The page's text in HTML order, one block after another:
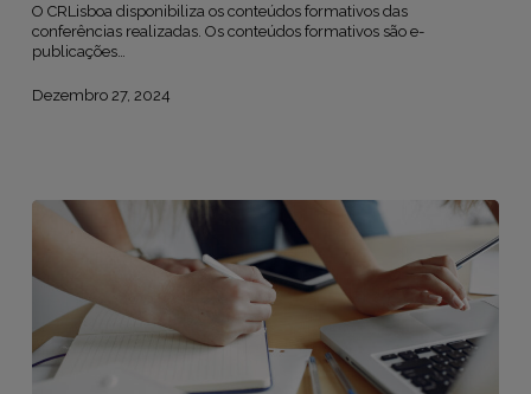
O CRLisboa disponibiliza os conteúdos formativos das
conferências realizadas. Os conteúdos formativos são e-
publicações…
Dezembro 27, 2024